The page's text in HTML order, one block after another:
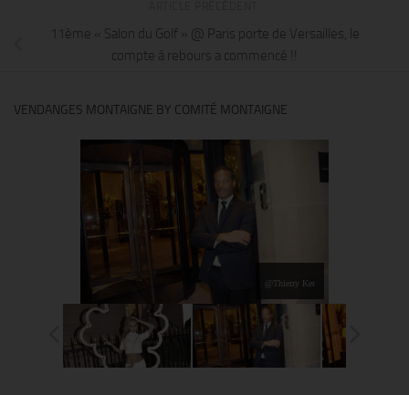
11ème « Salon du Golf » @ Paris porte de Versailles, le
compte à rebours a commencé !!
VENDANGES MONTAIGNE BY COMITÉ MONTAIGNE
@Thierry Ker